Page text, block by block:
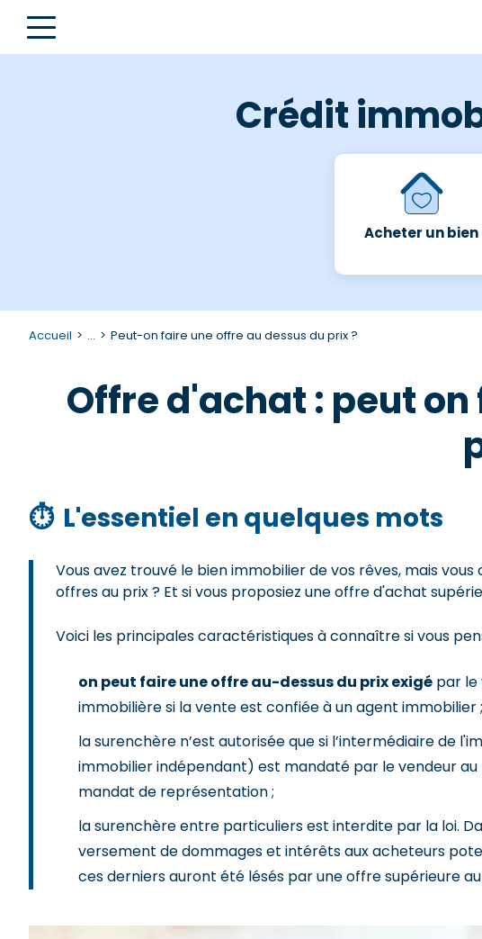
Crédit
Acheter un bien
Accueil ... Peut-on faire une offre au dessus du prix ?
Offre d'achat : peut
⏱ L'essentiel en quelques mots
Vous avez trouvé le bien immobilier de vos rêves, mais
offres au prix ? Et si vous proposiez une offre d'achat
Voici les principales caractéristiques à connaître si vous
on peut faire une offre au-dessus du prix exigé par le
immobilière si la vente est confiée à un agent immobilier ;
la surenchère n’est autorisée que si l’intermédiaire de
immobilier indépendant) est mandaté par le vendeur au
mandat de représentation ;
la surenchère entre particuliers est interdite par la loi.
versement de dommages et intérêts aux acheteurs
ces derniers auront été lésés par une offre supérieure